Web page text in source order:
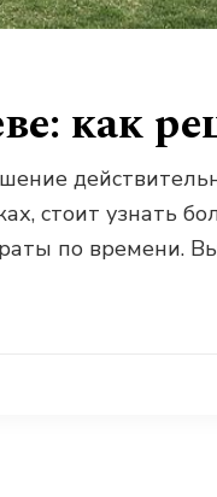
как
стоит узнать
по времени.